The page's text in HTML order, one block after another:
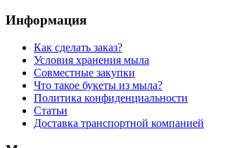
Информация
Как сделать заказ?
Условия хранения мыла
Совместные закупки
Что такое букеты из мыла?
Политика конфиденциальности
Статьи
Доставка транспортной компанией